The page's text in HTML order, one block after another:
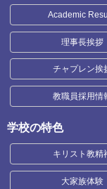
Academic
理事長挨拶
チャプレン挨
教職員採用情
学校の特色
キリスト教精
大家族体験